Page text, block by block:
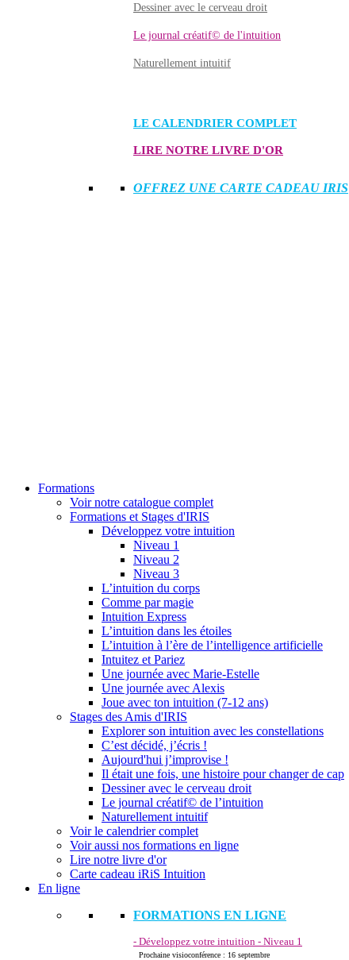
Dessiner avec le cerveau droit
Le journal créatif© de l'intuition
Naturellement intuitif
LE CALENDRIER COMPLET
LIRE NOTRE LIVRE D'OR
OFFREZ UNE CARTE CADEAU IRIS
Formations
Voir notre catalogue complet
Formations et Stages d'IRIS
Développez votre intuition
Niveau 1
Niveau 2
Niveau 3
L’intuition du corps
Comme par magie
Intuition Express
L’intuition dans les étoiles
L’intuition à l’ère de l’intelligence artificielle
Intuitez et Pariez
Une journée avec Marie-Estelle
Une journée avec Alexis
Joue avec ton intuition (7-12 ans)
Stages des Amis d'IRIS
Explorer son intuition avec les constellations
C’est décidé, j’écris !
Aujourd'hui j’improvise !
Il était une fois, une histoire pour changer de cap
Dessiner avec le cerveau droit
Le journal créatif© de l’intuition
Naturellement intuitif
Voir le calendrier complet
Voir aussi nos formations en ligne
Lire notre livre d'or
Carte cadeau iRiS Intuition
En ligne
FORMATIONS EN LIGNE
- Développez votre intuition - Niveau 1
Prochaine visioconférence : 16 septembre